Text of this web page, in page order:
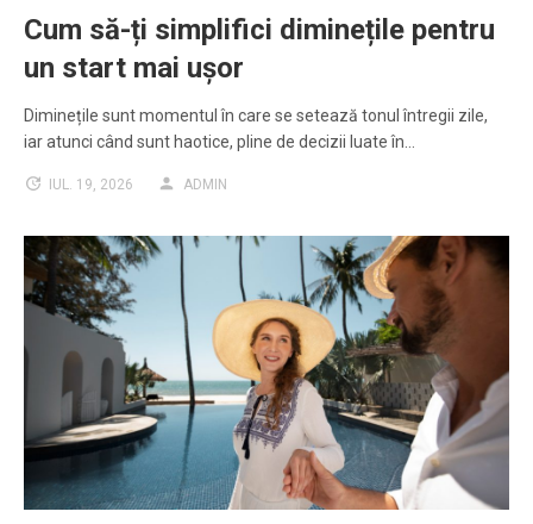
Cum să-ți simplifici diminețile pentru
un start mai ușor
Diminețile sunt momentul în care se setează tonul întregii zile,
iar atunci când sunt haotice, pline de decizii luate în…
IUL. 19, 2026 ADMIN